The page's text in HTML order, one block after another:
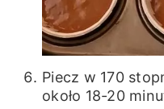
Piecz w 170
około 18-20